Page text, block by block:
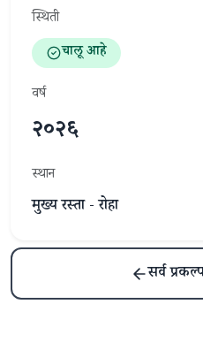
स्थिती
चालू आहे
वर्ष
२०२६
स्थान
मुख्य रस्ता - रोहा
सर्व